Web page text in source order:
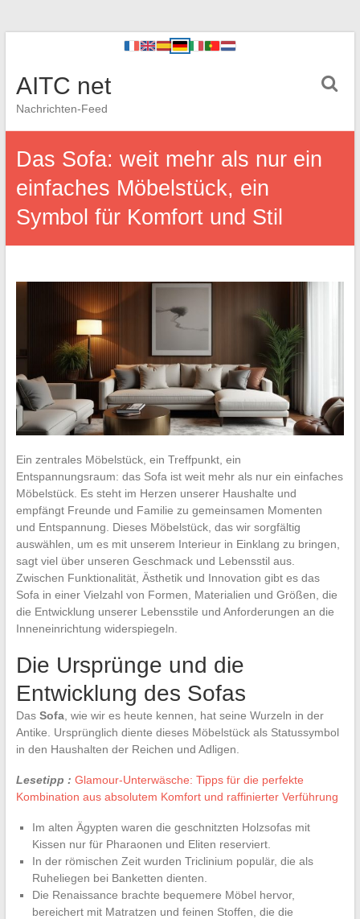
AITC net
Nachrichten-Feed
Das Sofa: weit mehr als nur ein
einfaches Möbelstück, ein
Symbol für Komfort und Stil
Ein zentrales Möbelstück, ein Treffpunkt, ein
Entspannungsraum: das Sofa ist weit mehr als nur ein einfaches
Möbelstück. Es steht im Herzen unserer Haushalte und
empfängt Freunde und Familie zu gemeinsamen Momenten
und Entspannung. Dieses Möbelstück, das wir sorgfältig
auswählen, um es mit unserem Interieur in Einklang zu bringen,
sagt viel über unseren Geschmack und Lebensstil aus.
Zwischen Funktionalität, Ästhetik und Innovation gibt es das
Sofa in einer Vielzahl von Formen, Materialien und Größen, die
die Entwicklung unserer Lebensstile und Anforderungen an die
Inneneinrichtung widerspiegeln.
Die Ursprünge und die
Entwicklung des Sofas
Das Sofa, wie wir es heute kennen, hat seine Wurzeln in der
Antike. Ursprünglich diente dieses Möbelstück als Statussymbol
in den Haushalten der Reichen und Adligen.
Lesetipp : Glamour-Unterwäsche: Tipps für die perfekte
Kombination aus absolutem Komfort und raffinierter Verführung
Im alten Ägypten waren die geschnitzten Holzsofas mit
Kissen nur für Pharaonen und Eliten reserviert.
In der römischen Zeit wurden Triclinium populär, die als
Ruheliegen bei Banketten dienten.
Die Renaissance brachte bequemere Möbel hervor,
bereichert mit Matratzen und feinen Stoffen, die die